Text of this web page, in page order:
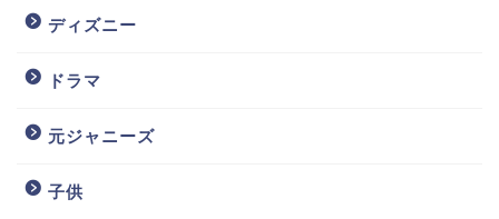
ディズニー
ドラマ
元ジャニーズ
子供